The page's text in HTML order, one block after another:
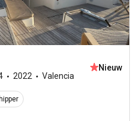
2022 Valencia
Nieuw